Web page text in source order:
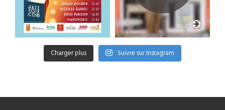
Charger plus Suivre sur Instagram